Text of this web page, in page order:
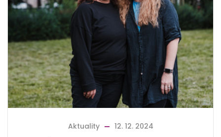
Aktuality 12. 12. 2024